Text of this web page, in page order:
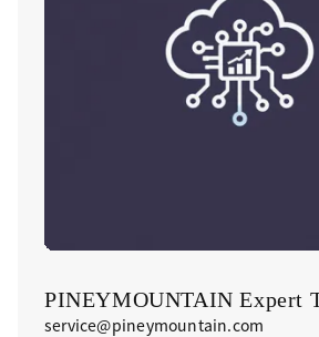
PINEYMOUNTAIN Expert
service@pineymountain.com